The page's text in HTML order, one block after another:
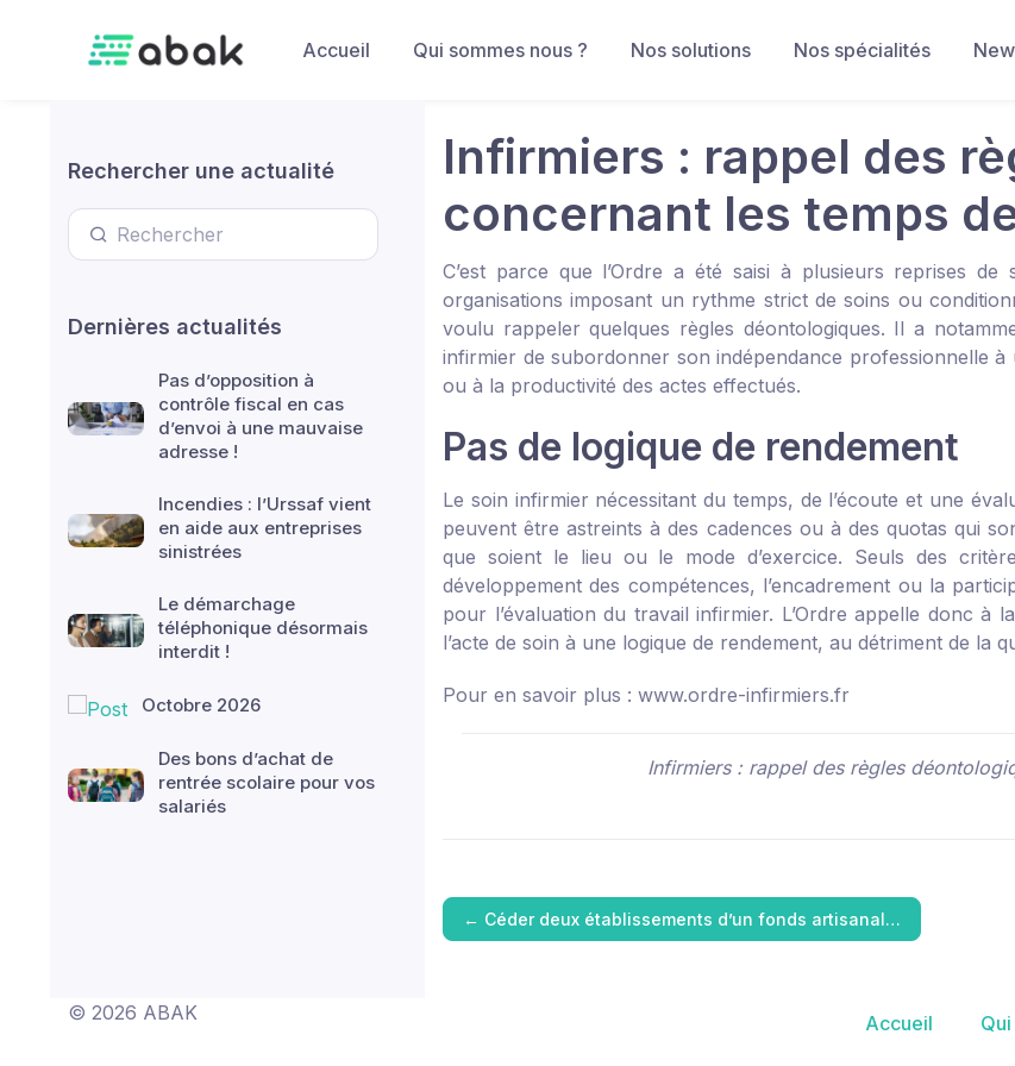
Accueil Qui sommes nous ? Nos solutions Nos spécialités
Rechercher une actualité
Dernières actualités
Pas d’opposition à
contrôle fiscal en cas
d’envoi à une mauvaise
adresse !
Incendies : l’Urssaf vient
en aide aux entreprises
sinistrées
Le démarchage
téléphonique désormais
interdit !
Octobre 2026
Des bons d’achat de
rentrée scolaire pour vos
salariés
Infirmiers : rappel des
concernant les temps
C’est parce que l’Ordre a été saisi à plusieurs reprises de
organisations imposant un rythme strict de soins ou
voulu rappeler quelques règles déontologiques. Il a
infirmier de subordonner son indépendance professionnelle
ou à la productivité des actes effectués.
Pas de logique de rendement
Le soin infirmier nécessitant du temps, de l’écoute et une
peuvent être astreints à des cadences ou à des quotas qui
que soient le lieu ou le mode d’exercice. Seuls des
développement des compétences, l’encadrement ou la
pour l’évaluation du travail infirmier. L’Ordre appelle donc
l’acte de soin à une logique de rendement, au détriment de la
Pour en savoir plus : www.ordre-infirmiers.fr
Infirmiers : rappel des règles
← Céder deux établissements d’un fonds artisanal…
© 2026 ABAK Accueil